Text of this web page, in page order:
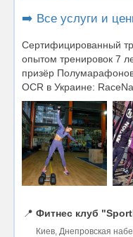
➡️ Все услуги и
Сертифицированный
опытом тренировок 7
призёр
OCR в Украине:
📍 Фитнес клуб
Киев, Днепровская